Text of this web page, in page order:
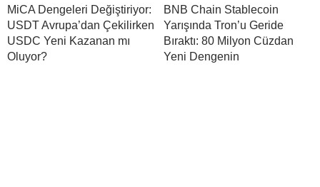
MiCA Dengeleri Değiştiriyor:
USDT Avrupa’dan Çekilirken
USDC Yeni Kazanan mı
Oluyor?
BNB Chain Stablecoin
Yarışında Tron’u Geride
Bıraktı: 80 Milyon Cüzdan
Yeni Dengenin